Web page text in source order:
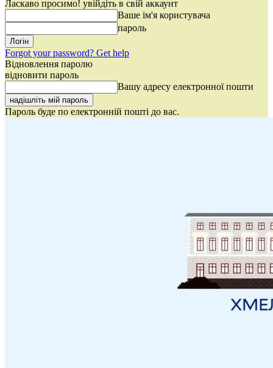
Ласкаво просимо! увійдіть в свій аккаунт
Ваше ім'я користувача
пароль
Forgot your password? Get help
Відновлення паролю
відновити пароль
Вашу адресу електронної пошти
Пароль буде по електронній пошті до вас.